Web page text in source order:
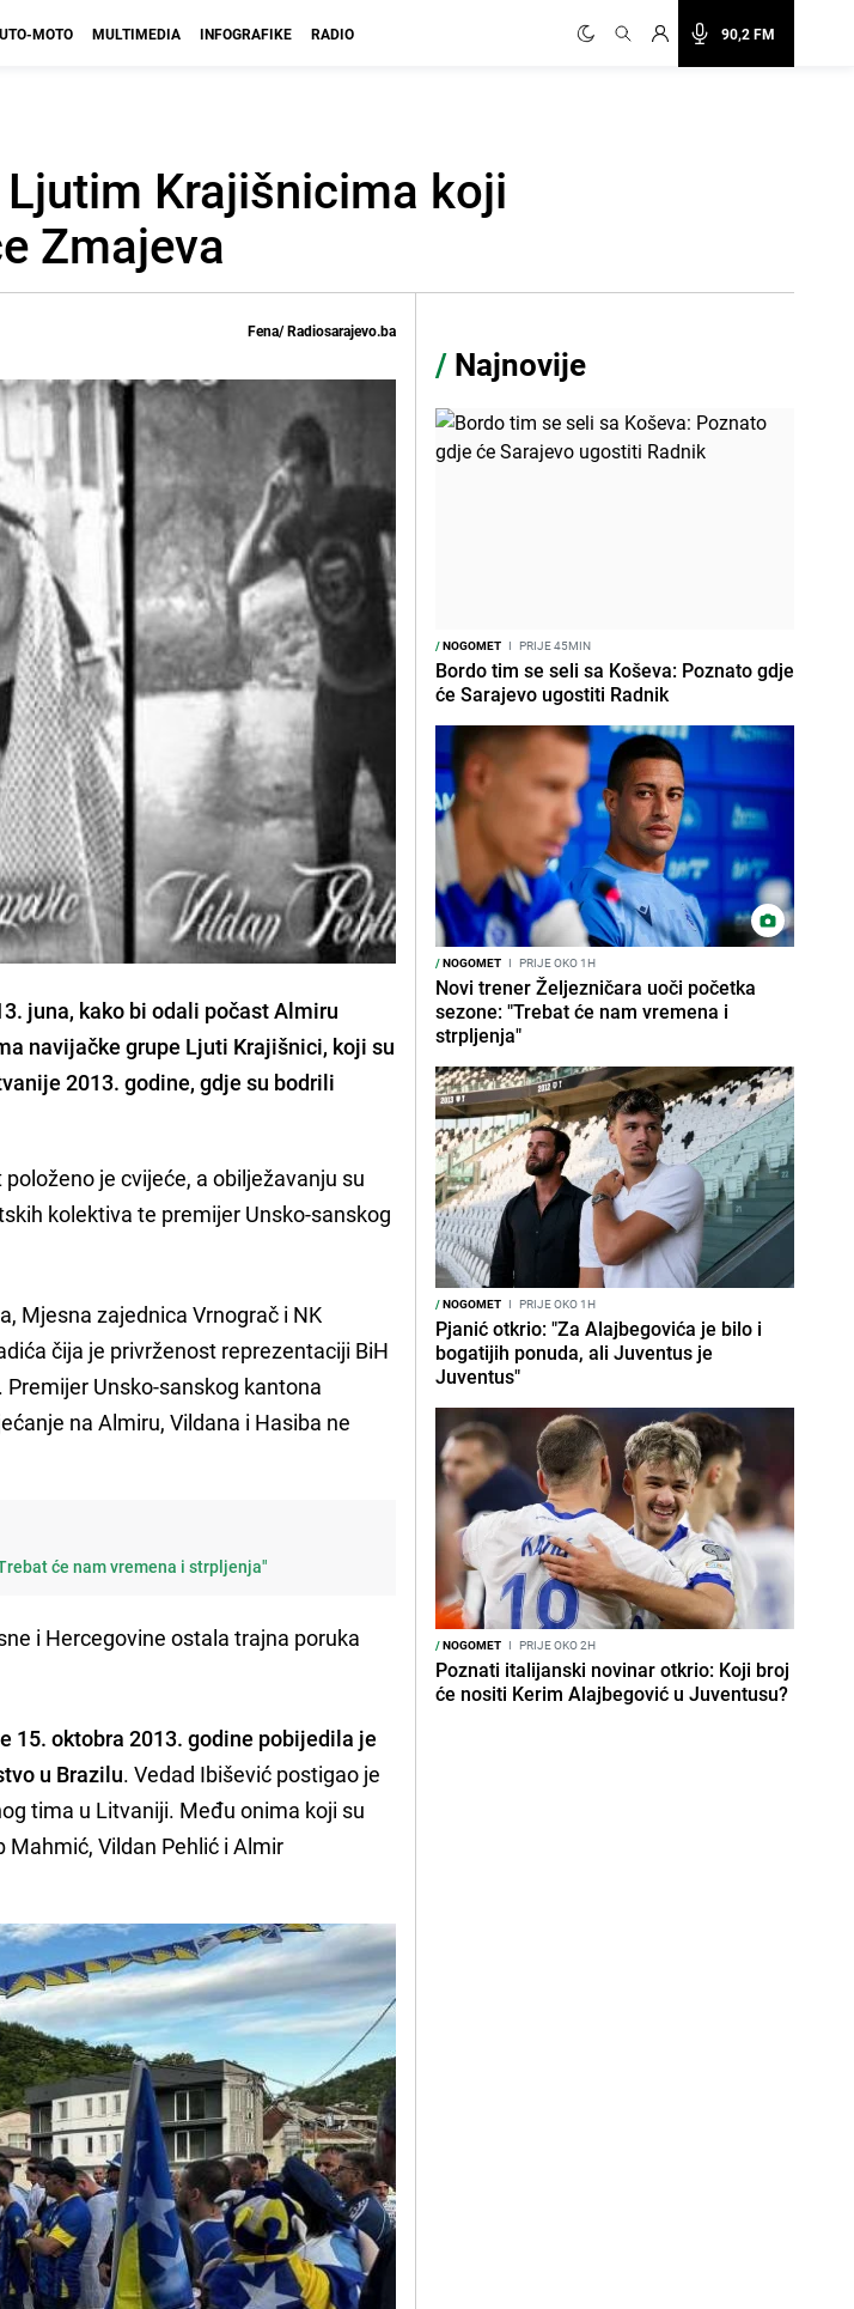
90,2 FM
MOTO MULTIMEDIA INFOGRAFIKE RADIO
Krajišnicima koji
Zmajeva
Fena/ Radiosarajevo.ba
juna, kako bi odali počast Almiru
navijačke grupe Ljuti Krajišnici, koji su
2013. godine, gdje su bodrili
je cvijeće, a obilježavanju su
kolektiva te premijer Unsko-sanskog
Mjesna zajednica Vrnograč i NK
čija je privrženost reprezentaciji BiH
Unsko-sanskog kantona
na Almiru, Vildana i Hasiba ne
će nam vremena i strpljenja"
i Hercegovine ostala trajna poruka
15. oktobra 2013. godine pobijedila je
u Brazilu. Vedad Ibišević postigao je
tima u Litvaniji. Među onima koji su
Mahmić, Vildan Pehlić i Almir
/ Najnovije
/NOGOMET I PRIJE 45MIN
Bordo tim se seli sa Koševa: Poznato gdje
će Sarajevo ugostiti Radnik
/NOGOMET I PRIJE OKO 1H
Novi trener Željezničara uoči početka
sezone: "Trebat će nam vremena i
strpljenja"
/NOGOMET I PRIJE OKO 1H
Pjanić otkrio: "Za Alajbegovića je bilo i
bogatijih ponuda, ali Juventus je
Juventus"
/NOGOMET I PRIJE OKO 2H
Poznati italijanski novinar otkrio: Koji broj
će nositi Kerim Alajbegović u Juventusu?